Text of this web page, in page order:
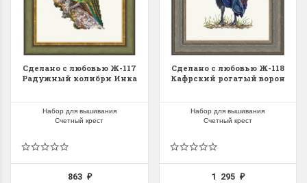
Сделано с любовью Ж-117
Радужный колибри Инка
Набор для вышивания
Счетный крест
863 ₽
Сделано с любовью Ж-118
Кафрский рогатый ворон
Набор для вышивания
Счетный крест
1 295₽